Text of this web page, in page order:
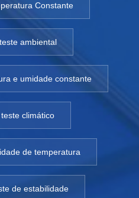
Constante
ambiental
e umidade constante
climático
de temperatura
de estabilidade